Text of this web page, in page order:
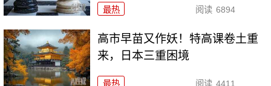
最热 阅读 6894
高市早苗又作妖！特高课卷土重
来，日本三重困境
最热 阅读 4411